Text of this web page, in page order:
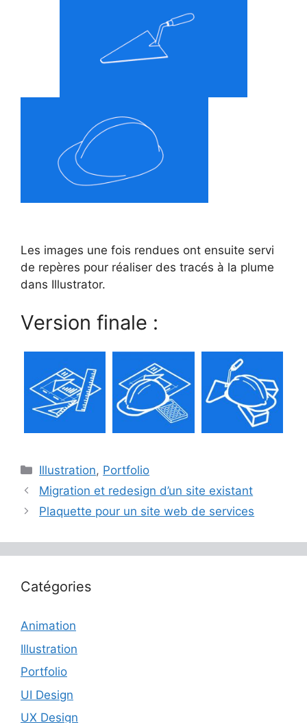
Les images une fois rendues ont ensuite servi
de repères pour réaliser des tracés à la plume
dans Illustrator.
Version finale :
Catégories
Illustration, Portfolio
Migration et redesign d’un site existant
Plaquette pour un site web de services
Catégories
Animation
Illustration
Portfolio
UI Design
UX Design